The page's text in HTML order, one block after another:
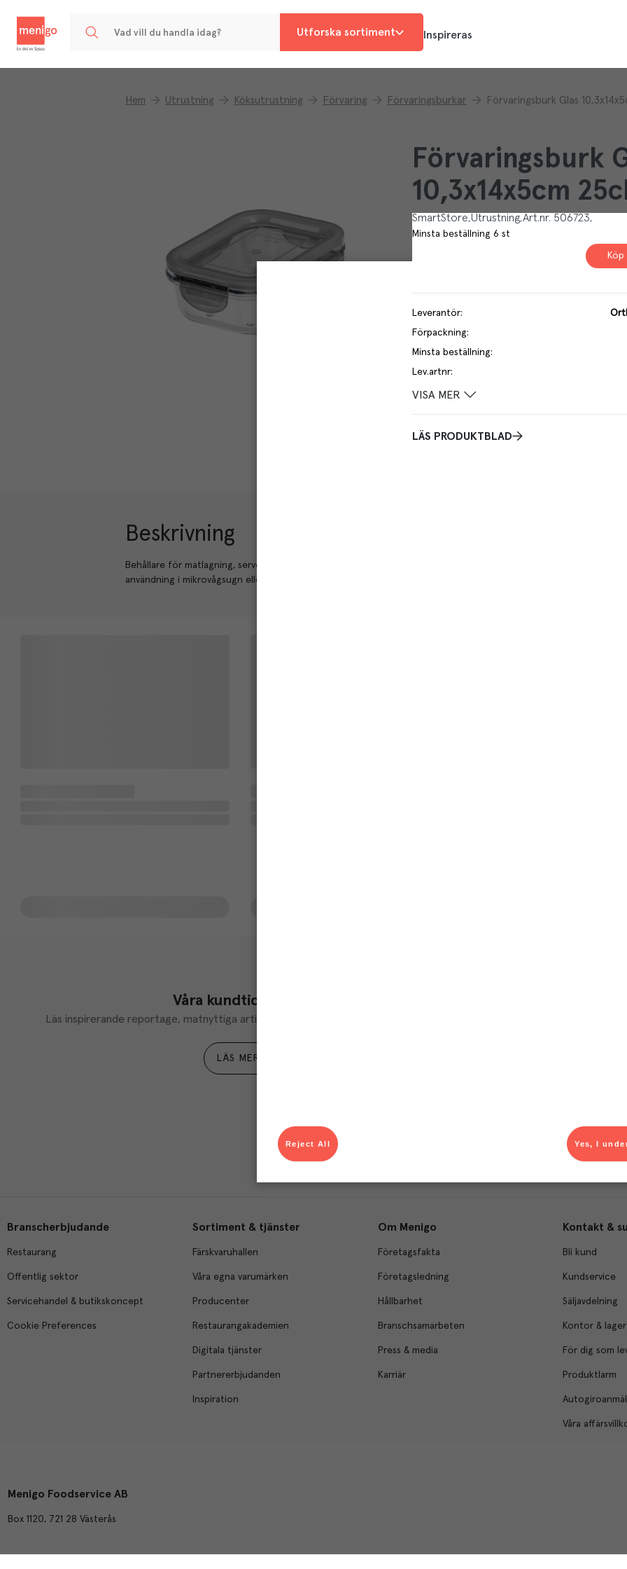
Utforska sortiment Inspireras
Hem Utrustning Köksutrustning Förvaring Förvaringsburkar Förvaringsburk Glas
Förvaringsburk
10,3x14x5cm 25cl
SmartStore Utrustning Art.nr. 506723
Minsta beställning 6 st
Köp
Leverantör:
Förpackning:
Minsta beställning:
Lev.artnr:
VISA MER
LÄS PRODUKTBLAD
Beskrivning
Behållare för matlagning, servering, förvaring och uppvärmning av mat. Ta bort locket före
användning i mikrovågsugn eller ugn. Lufttätt lock med täta clips. Tillgänglig i fyra storlekar.
Våra kundtidningar
Läs inspirerande reportage, matnyttiga artiklar och ta del av aktuella kampanjer.
LÄS MER
Du som är Menigo-
Branscherbjudande
Restaurang
Offentlig sektor
Servicehandel & butikskoncept
Cookie Preferences
Sortiment & tjänster
Färskvaruhallen
Våra egna varumärken
Producenter
Restaurangakademien
Digitala tjänster
Partnererbjudanden
Inspiration
Om Menigo
Företagsfakta
Företagsledning
Hållbarhet
Branschsamarbeten
Press & media
Karriär
Kontakt &
Bli kund
Kundservice
Säljavdelning
Kontor & lager
För dig som
Produktlarm
Våra
Menigo Foodservice AB
Box 1120, 721 28 Västerås
Yes, I
Reject All